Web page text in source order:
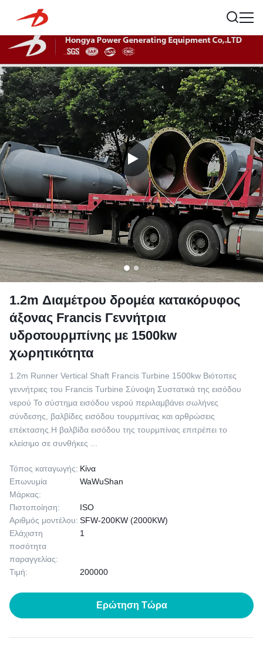
1.2m Διαμέτρου δρομέα κατακόρυφος
άξονας Francis Γεννήτρια
υδροτουρμπίνης με 1500kw
χωρητικότητα
1.2m Runner Vertical Shaft Francis Turbine 1500kw Βιότοπες
γεννήτριες του Francis Turbine Σύνοψη Συστατικά της εισόδου
νερού Το σύστημα εισόδου νερού περιλαμβάνει σωλήνες
σύνδεσης, βαλβίδες εισόδου τουρμπίνας και αρθρώσεις
επέκτασης.Η βαλβίδα εισόδου της τουρμπίνας επιτρέπει το
κλείσιμο σε συνθήκες ...
Τόπος καταγωγής: Κίνα
Επωνυμία
Μάρκας:
WaWuShan
Πιστοποίηση:
ISO
Αριθμός μοντέλου: SFW-200KW (2000KW)
Ελάχιστη
ποσότητα
παραγγελίας:
1
Τιμή: 200000
Ερώτηση Τώρα